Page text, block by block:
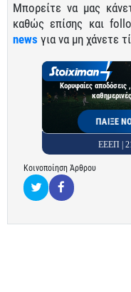
Μπορείτε να μας
καθώς επίσης και
news για να μη χάνετε
Κορυφαίες
ΠΑΙΞΕ
ΕΕΕΠ |
Κοινοποίηση Άρθρου